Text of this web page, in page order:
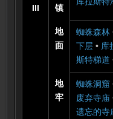
III
镇
地
面
蜘蛛森林
下层 • 库
斯特梯道
地
牢
蜘蛛洞窟
废弃寺庙
遗忘的寺